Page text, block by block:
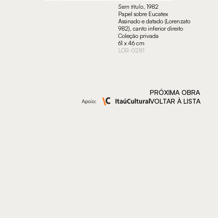
Sem título, 1982
Papel sobre Eucatex
Assinado e datado (Lorenzato
982), canto inferior direito
Coleção privada
61 x 46 cm
LOR-0281
PRÓXIMA OBRA
VOLTAR À LISTA